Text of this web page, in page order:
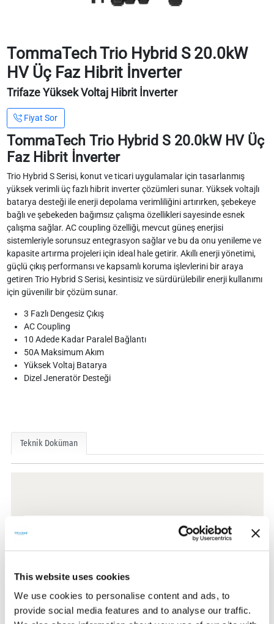
This website uses cookies
We use cookies to personalise content and ads, to
provide social media features and to analyse our traffic.
TommaTech Trio Hybrid S 20.0kW
HV Üç Faz Hibrit İnverter
Trifaze Yüksek Voltaj Hibrit İnverter
Fiyat Sor
TommaTech Trio Hybrid S 20.0kW HV Üç
Faz Hibrit İnverter
Trio Hybrid S Serisi, konut ve ticari uygulamalar için tasarlanmış
yüksek verimli üç fazlı hibrit inverter çözümleri sunar. Yüksek voltajlı
batarya desteği ile enerji depolama verimliliğini artırırken, şebekeye
bağlı ve şebekeden bağımsız çalışma özellikleri sayesinde esnek
çalışma sağlar. AC coupling özelliği, mevcut güneş enerjisi
sistemleriyle sorunsuz entegrasyon sağlar ve bu da onu yenileme ve
kapasite artırma projeleri için ideal hale getirir. Akıllı enerji yönetimi,
güçlü çıkış performansı ve kapsamlı koruma işlevlerini bir araya
getiren Trio Hybrid S Serisi, kesintisiz ve sürdürülebilir enerji kullanımı
için güvenilir bir çözüm sunar.
3 Fazlı Dengesiz Çıkış
AC Coupling
10 Adede Kadar Paralel Bağlantı
50A Maksimum Akım
Yüksek Voltaj Batarya
Dizel Jeneratör Desteği
Teknik Doküman
Sertifikalar
CE Belgeleri